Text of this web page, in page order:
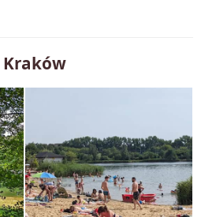
Kraków